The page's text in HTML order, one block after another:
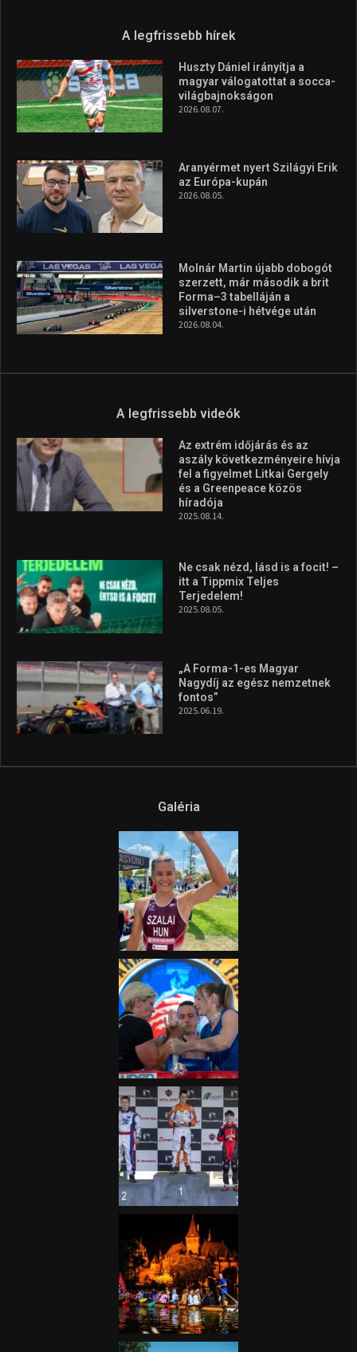
A legfrissebb hírek
Huszty Dániel irányítja a
magyar válogatottat a socca-
világbajnokságon
2026.08.07.
Aranyérmet nyert Szilágyi Erik
az Európa-kupán
2026.08.05.
Molnár Martin újabb dobogót
szerzett, már második a brit
Forma–3 tabelláján a
silverstone-i hétvége után
2026.08.04.
A legfrissebb videók
Az extrém időjárás és az
aszály következményeire hívja
fel a figyelmet Litkai Gergely
és a Greenpeace közös
híradója
2025.08.14.
Ne csak nézd, lásd is a focit! –
itt a Tippmix Teljes
Terjedelem!
2025.08.05.
„A Forma-1-es Magyar
Nagydíj az egész nemzetnek
fontos”
2025.06.19.
Galéria